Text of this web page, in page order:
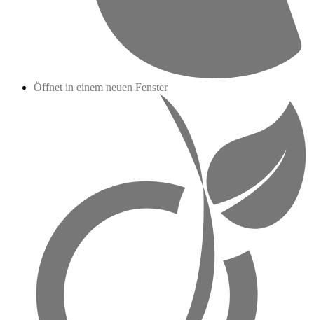
Öffnet in einem neuen Fenster